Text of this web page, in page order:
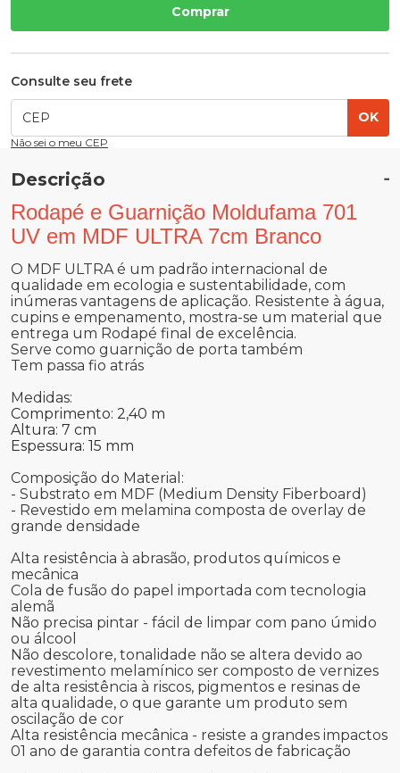
Comprar
Consulte seu frete
OK
Não sei o meu CEP
Descrição
Rodapé e Guarnição Moldufama 701
UV em MDF ULTRA 7cm Branco
O MDF ULTRA é um padrão internacional de
qualidade em ecologia e sustentabilidade, com
inúmeras vantagens de aplicação. Resistente à água,
cupins e empenamento, mostra-se um material que
entrega um Rodapé final de excelência.
Serve como guarnição de porta também
Tem passa fio atrás
Medidas:
Comprimento: 2,40 m
Altura: 7 cm
Espessura: 15 mm
Composição do Material:
- Substrato em MDF (Medium Density Fiberboard)
- Revestido em melamina composta de overlay de
grande densidade
Alta resistência à abrasão, produtos químicos e
mecânica
Cola de fusão do papel importada com tecnologia
alemã
Não precisa pintar - fácil de limpar com pano úmido
ou álcool
Não descolore, tonalidade não se altera devido ao
revestimento melamínico ser composto de vernizes
de alta resistência à riscos, pigmentos e resinas de
alta qualidade, o que garante um produto sem
oscilação de cor
Alta resistência mecânica - resiste a grandes impactos
01 ano de garantia contra defeitos de fabricação